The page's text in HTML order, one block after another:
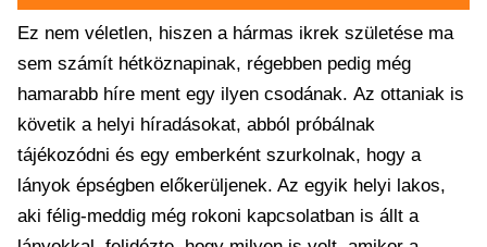
Ez nem véletlen, hiszen a hármas ikrek születése ma
sem számít hétköznapinak, régebben pedig még
hamarabb híre ment egy ilyen csodának. Az ottaniak is
követik a helyi híradásokat, abból próbálnak
tájékozódni és egy emberként szurkolnak, hogy a
lányok épségben előkerüljenek. Az egyik helyi lakos,
aki félig-meddig még rokoni kapcsolatban is állt a